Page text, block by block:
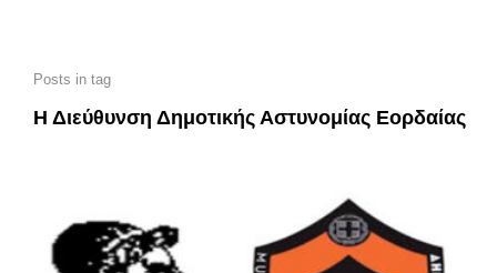
Posts in tag
Η Διεύθυνση Δημοτικής Αστυνομίας Εορδαίας